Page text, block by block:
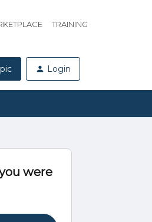
TRAINING
Login
were